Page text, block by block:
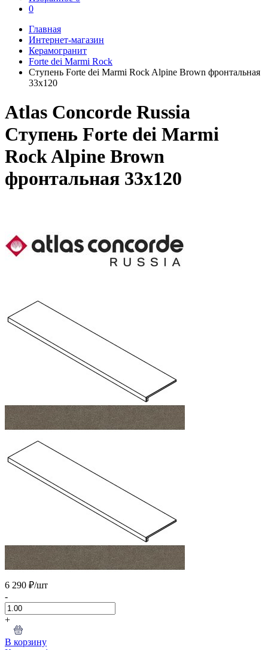
0
Главная
Интернет-магазин
Керамогранит
Forte dei Marmi Rock
Ступень Forte dei Marmi Rock Alpine Brown фронтальная
33x120
Atlas Concorde Russia
Ступень Forte dei Marmi
Rock Alpine Brown
фронтальная 33x120
6 290 ₽/шт
-
+
В корзину